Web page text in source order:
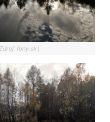
fony.sk